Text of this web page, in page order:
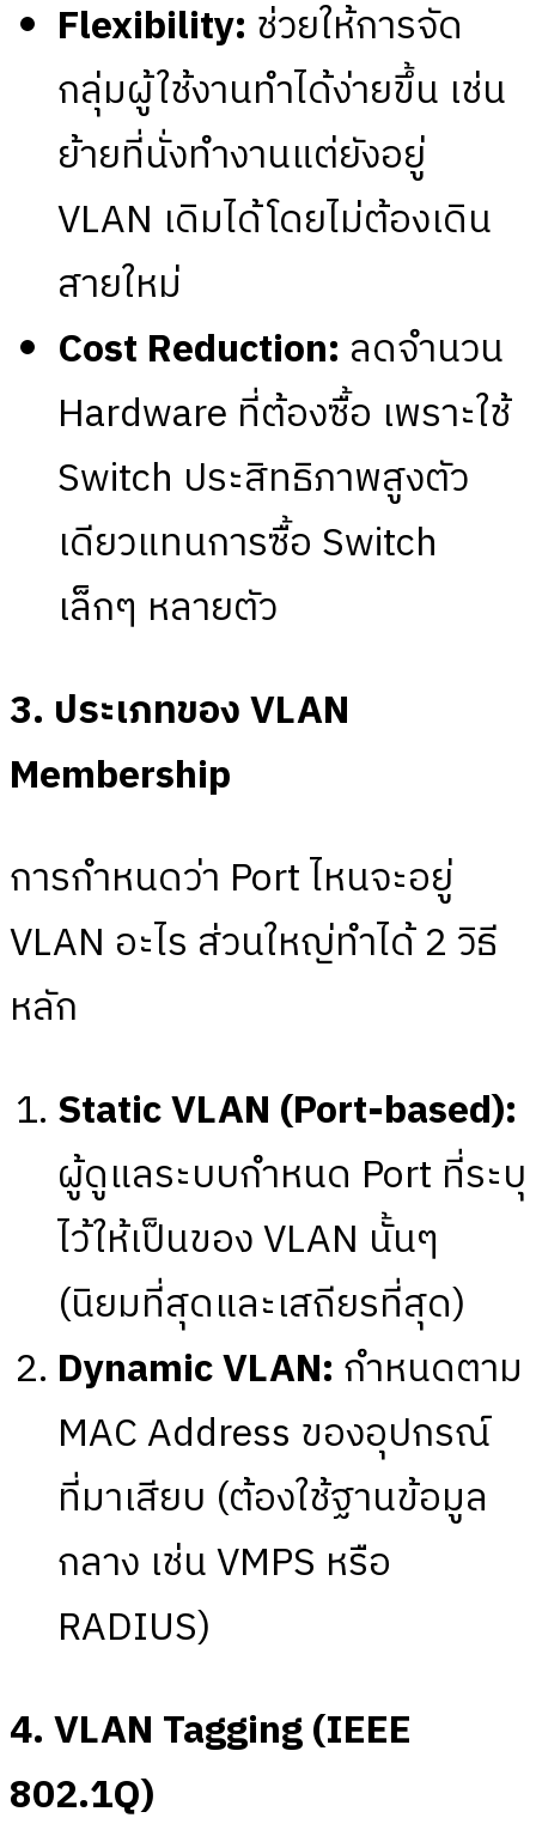
Flexibility: ช่วยให้การจัด
กลุ่มผู้ใช้งานทำได้ง่ายขึ้น เช่น
ย้ายที่นั่งทำงานแต่ยังอยู่
VLAN เดิมได้โดยไม่ต้องเดิน
สายใหม่
Cost Reduction: ลดจำนวน
Hardware ที่ต้องซื้อ เพราะใช้
Switch ประสิทธิภาพสูงตัว
เดียวแทนการซื้อ Switch
เล็กๆ หลายตัว
3. ประเภทของ VLAN
Membership
การกำหนดว่า Port ไหนจะอยู่
VLAN อะไร ส่วนใหญ่ทำได้ 2 วิธี
หลัก
Static VLAN (Port-based):
ผู้ดูแลระบบกำหนด Port ที่ระบุ
ไว้ให้เป็นของ VLAN นั้นๆ
(นิยมที่สุดและเสถียรที่สุด)
Dynamic VLAN: กำหนดตาม
MAC Address ของอุปกรณ์
ที่มาเสียบ (ต้องใช้ฐานข้อมูล
กลาง เช่น VMPS หรือ
RADIUS)
4. VLAN Tagging (IEEE
802.1Q)